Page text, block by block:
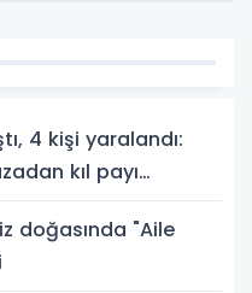
4 kişi yaralandı:
kıl payı
doğasında "Aile